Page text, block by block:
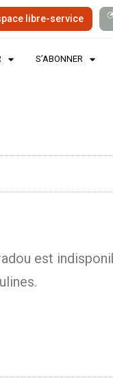
libre-service
S’ABONNER
est